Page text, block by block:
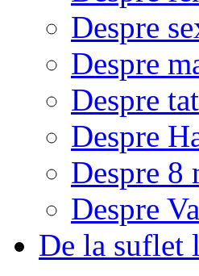
Despre
Despre
Despre
Despre
Despre 8
Despre
De la suflet